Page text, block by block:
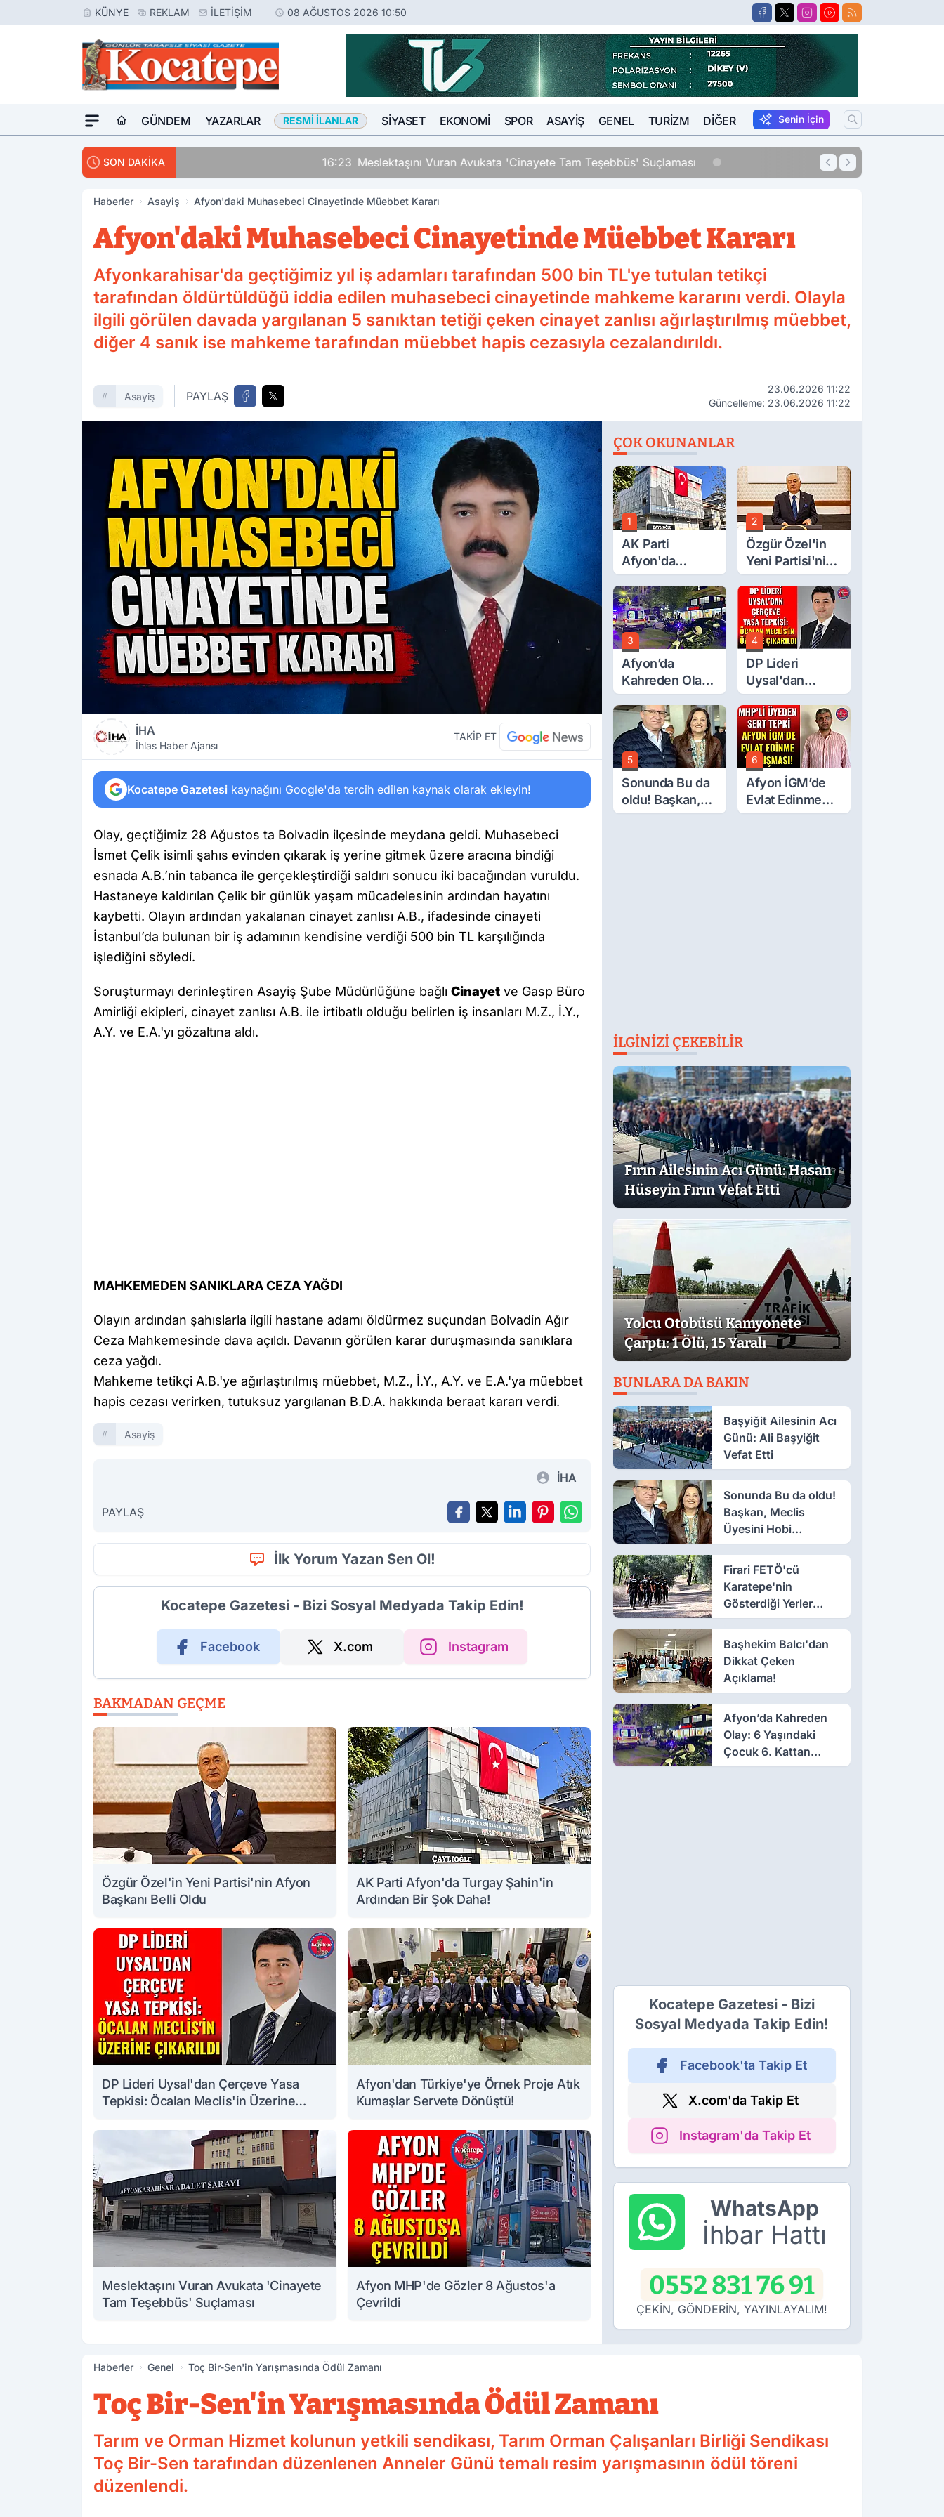
KÜNYE REKLAM İLETIŞIM 08 AĞUSTOS 2026 10:50
GÜNDEM YAZARLAR RESMI İLANLAR SIYASET EKONOMI SPOR ASAYIŞ GENEL TURIZM DIĞER Senin İçin
SON DAKİKA Meslektaşını Vuran Avukata 'Cinayete Tam Teşebbüs' Suçlaması 11:54
Haberler Asayiş Afyon'daki Muhasebeci Cinayetinde Müebbet Kararı
Afyon'daki Muhasebeci Cinayetinde Müebbet Kararı
Afyonkarahisar'da geçtiğimiz yıl iş adamları tarafından 500 bin TL'ye tutulan tetikçi
tarafından öldürtüldüğü iddia edilen muhasebeci cinayetinde mahkeme kararını verdi. Olayla
ilgili görülen davada yargılanan 5 sanıktan tetiği çeken cinayet zanlısı ağırlaştırılmış müebbet,
diğer 4 sanık ise mahkeme tarafından müebbet hapis cezasıyla cezalandırıldı.
Asayiş PAYLAŞ
23.06.2026 11:22
Güncelleme: 23.06.2026 11:22
İHA
İhlas Haber Ajansı
TAKİP ET
Kocatepe Gazetesi kaynağını Google'da tercih edilen kaynak olarak ekleyin!
Olay, geçtiğimiz 28 Ağustos ta Bolvadin ilçesinde meydana geldi. Muhasebeci
İsmet Çelik isimli şahıs evinden çıkarak iş yerine gitmek üzere aracına bindiği
esnada A.B.’nin tabanca ile gerçekleştirdiği saldırı sonucu iki bacağından vuruldu.
Hastaneye kaldırılan Çelik bir günlük yaşam mücadelesinin ardından hayatını
kaybetti. Olayın ardından yakalanan cinayet zanlısı A.B., ifadesinde cinayeti
İstanbul’da bulunan bir iş adamının kendisine verdiği 500 bin TL karşılığında
işlediğini söyledi.
Soruşturmayı derinleştiren Asayiş Şube Müdürlüğüne bağlı Cinayet ve Gasp Büro
Amirliği ekipleri, cinayet zanlısı A.B. ile irtibatlı olduğu belirlen iş insanları M.Z., İ.Y.,
A.Y. ve E.A.'yı gözaltına aldı.
MAHKEMEDEN SANIKLARA CEZA YAĞDI
Olayın ardından şahıslarla ilgili hastane adamı öldürmez suçundan Bolvadin Ağır
Ceza Mahkemesinde dava açıldı. Davanın görülen karar duruşmasında sanıklara
ceza yağdı.
Mahkeme tetikçi A.B.'ye ağırlaştırılmış müebbet, M.Z., İ.Y., A.Y. ve E.A.'ya müebbet
hapis cezası verirken, tutuksuz yargılanan B.D.A. hakkında beraat kararı verdi.
Asayiş
İHA
PAYLAŞ
İlk Yorum Yazan Sen Ol!
Kocatepe Gazetesi - Bizi Sosyal Medyada Takip Edin!
Facebook X.com Instagram
BAKMADAN GEÇME
Özgür Özel'in Yeni Partisi'nin Afyon
Başkanı Belli Oldu
AK Parti Afyon'da Turgay Şahin'in
Ardından Bir Şok Daha!
DP Lideri Uysal'dan Çerçeve Yasa
Tepkisi: Öcalan Meclis'in Üzerine
Afyon'dan Türkiye'ye Örnek Proje Atık
Kumaşlar Servete Dönüştü!
Meslektaşını Vuran Avukata 'Cinayete
Tam Teşebbüs' Suçlaması
Afyon MHP'de Gözler 8 Ağustos'a
Çevrildi
ÇOK OKUNANLAR
1
AK Parti
Afyon'da
Turgay Şahin'in
Ardından Bir
Şok Daha!
2
Özgür Özel'in
Yeni Partisi'nin
Afyon Başkanı
Belli Oldu
3
Afyon’da
Kahreden Olay:
6 Yaşındaki
Çocuk 6. Kattan
Düştü
4
DP Lideri
Uysal'dan
Çerçeve Yasa
Tepkisi: Öcalan
Meclis'in
Üzerine Çıkarıldı
5
Sonunda Bu da
oldu! Başkan,
Meclis Üyesini
6
Afyon İGM’de
Evlat Edinme
Tartışması!
İLGINIZI ÇEKEBILIR
Fırın Ailesinin Acı Günü: Hasan
Hüseyin Fırın Vefat Etti
Yolcu Otobüsü Kamyonete
Çarptı: 1 Ölü, 15 Yaralı
BUNLARA DA BAKIN
Başyiğit Ailesinin Acı
Günü: Ali Başyiğit
Vefat Etti
Sonunda Bu da oldu!
Başkan, Meclis
Üyesini Hobi
Bahçesinden Attırdı
Firari FETÖ'cü
Karatepe'nin
Gösterdiği Yerler
Didik Didik Aranıyor
Başhekim Balcı'dan
Dikkat Çeken
Açıklama!
Afyon’da Kahreden
Olay: 6 Yaşındaki
Çocuk 6. Kattan
Düştü
Kocatepe Gazetesi - Bizi
Sosyal Medyada Takip Edin!
Facebook'ta Takip Et
X.com'da Takip Et
Instagram'da Takip Et
WhatsApp
İhbar Hattı
0552 831 76 91
ÇEKİN, GÖNDERİN, YAYINLAYALIM!
Haberler Genel Toç Bir-Sen'in Yarışmasında Ödül Zamanı
Toç Bir-Sen'in Yarışmasında Ödül Zamanı
Tarım ve Orman Hizmet kolunun yetkili sendikası, Tarım Orman Çalışanları Birliği Sendikası
Toç Bir-Sen tarafından düzenlenen Anneler Günü temalı resim yarışmasının ödül töreni
düzenlendi.